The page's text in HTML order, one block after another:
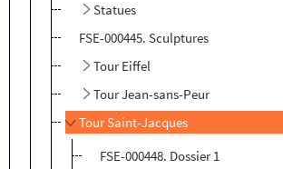
Statues
FSE-000445. Sculptures
Tour Eiffel
Tour Jean-sans-Peur
Tour Saint-Jacques
FSE-000448. Dossier 1